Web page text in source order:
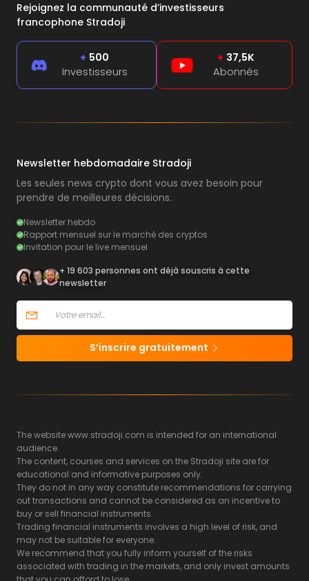
Rejoignez la communauté d’investisseurs
francophone Stradoji
+ 500
Investisseurs
+ 37,5K
Abonnés
Newsletter hebdomadaire Stradoji
Les seules news crypto dont vous avez besoin pour
prendre de meilleures décisions.
Newsletter hebdo
Rapport mensuel sur le marché des cryptos
Invitation pour le live mensuel
+ 19 603 personnes ont déjà souscris à cette
newsletter
S’inscrire gratuitement
The website www.stradoji.com is intended for an international
audience.
The content, courses and services on the Stradoji site are for
educational and informative purposes only.
They do not in any way constitute recommendations for carrying
out transactions and cannot be considered as an incentive to
buy or sell financial instruments.
Trading financial instruments involves a high level of risk, and
may not be suitable for everyone.
We recommend that you fully inform yourself of the risks
associated with trading in the markets, and only invest amounts